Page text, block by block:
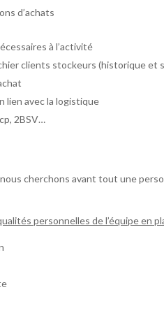
d’achats
à l’activité
clients stockeurs (historique et
lien avec la logistique
2BSV…
cherchons avant tout une
personnelles de l’équipe en